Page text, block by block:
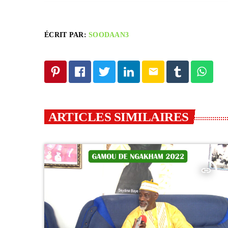
ÉCRIT PAR:SOODAAN3
email
ARTICLES SIMILAIRES
insert_link